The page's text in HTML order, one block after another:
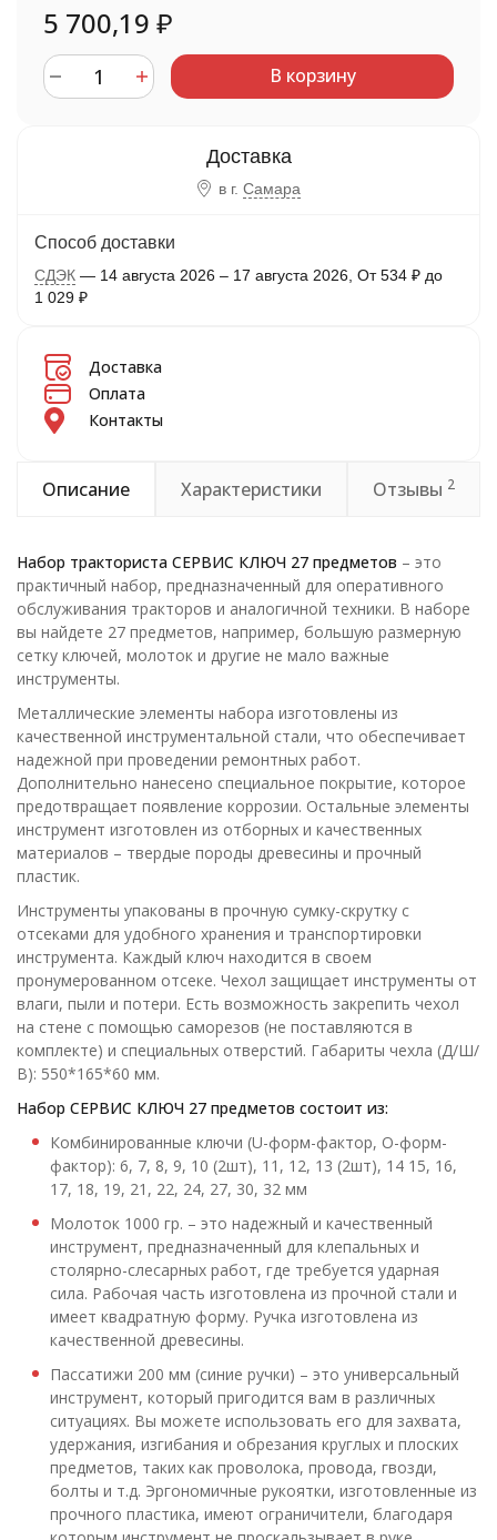
5 700,19 ₽
В корзину
в г. Самара
Способ доставки
СДЭК 14 августа 2026 – 17 августа 2026 От 534 ₽ до
1 029 ₽
Доставка
Оплата
Контакты
Описание Характеристики Отзывы 2
Набор тракториста СЕРВИС КЛЮЧ 27 предметов – это
практичный набор, предназначенный для оперативного
обслуживания тракторов и аналогичной техники. В наборе
вы найдете 27 предметов, например, большую размерную
сетку ключей, молоток и другие не мало важные
инструменты.
Металлические элементы набора изготовлены из
качественной инструментальной стали, что обеспечивает
надежной при проведении ремонтных работ.
Дополнительно нанесено специальное покрытие, которое
предотвращает появление коррозии. Остальные элементы
инструмент изготовлен из отборных и качественных
материалов – твердые породы древесины и прочный
пластик.
Инструменты упакованы в прочную сумку-скрутку с
отсеками для удобного хранения и транспортировки
инструмента. Каждый ключ находится в своем
пронумерованном отсеке. Чехол защищает инструменты от
влаги, пыли и потери. Есть возможность закрепить чехол
на стене с помощью саморезов (не поставляются в
комплекте) и специальных отверстий. Габариты чехла (Д/Ш/
В): 550*165*60 мм.
Набор СЕРВИС КЛЮЧ 27 предметов состоит из:
Комбинированные ключи (U-форм-фактор, O-форм-
фактор): 6, 7, 8, 9, 10 (2шт), 11, 12, 13 (2шт), 14 15, 16,
17, 18, 19, 21, 22, 24, 27, 30, 32 мм
Молоток 1000 гр. – это надежный и качественный
инструмент, предназначенный для клепальных и
столярно-слесарных работ, где требуется ударная
сила. Рабочая часть изготовлена из прочной стали и
имеет квадратную форму. Ручка изготовлена из
качественной древесины.
Пассатижи 200 мм (синие ручки) – это универсальный
инструмент, который пригодится вам в различных
ситуациях. Вы можете использовать его для захвата,
удержания, изгибания и обрезания круглых и плоских
предметов, таких как проволока, провода, гвозди,
болты и т.д. Эргономичные рукоятки, изготовленные из
прочного пластика, имеют ограничители, благодаря